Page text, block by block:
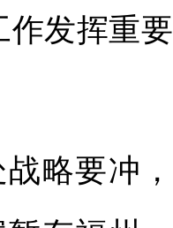
作发挥重要
略要冲，